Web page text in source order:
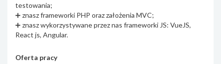
testowania;
➕ znasz frameworki PHP oraz założenia MVC;
➕ znasz wykorzystywane przez nas frameworki JS: VueJS,
React js, Angular.
Oferta pracy